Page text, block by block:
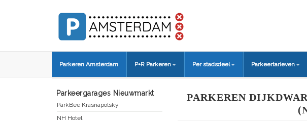
Parkeren Amsterdam P+R Parkeren Per stadsdeel Parkeertarieven
PARKEREN
Parkeergarages Nieuwmarkt
ParkBee Krasnapolsky
NH Hotel